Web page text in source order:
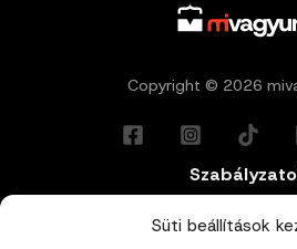
Süti beállítások
Copyright © 2026
Általános